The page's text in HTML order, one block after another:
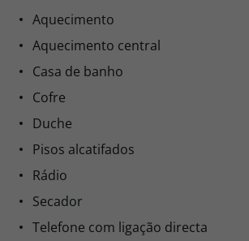
Aquecimento
Aquecimento central
Casa de banho
Cofre
Duche
Pisos alcatifados
Rádio
Secador
Telefone com ligação directa